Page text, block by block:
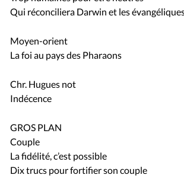
Qui réconciliera Darwin et les
Moyen-orient
La foi au pays des Pharaons
Chr. Hugues not
Indécence
GROS PLAN
Couple
La fidélité, c’est possible
Dix trucs pour fortifier son couple